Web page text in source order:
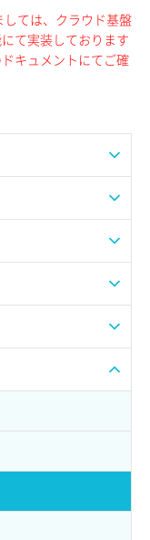
ては、クラウド基盤
て実装しております
キュメントにてご確